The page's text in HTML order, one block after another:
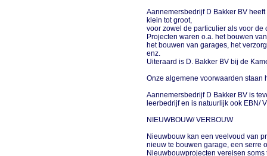
Aannemersbedrijf D Bakker BV
klein tot groot,
voor zowel de particulier als voor de
Projecten waren o.a. het bouwen
het bouwen van garages, het
enz.
Uiteraard is D. Bakker BV bij de
Onze algemene voorwaarden staan
Aannemersbedrijf D Bakker BV is
leerbedrijf en is natuurlijk ook EBN/
NIEUWBOUW/ VERBOUW
Nieuwbouw kan een veelvoud van
nieuw te bouwen garage, een serre
Nieuwbouwprojecten vereisen